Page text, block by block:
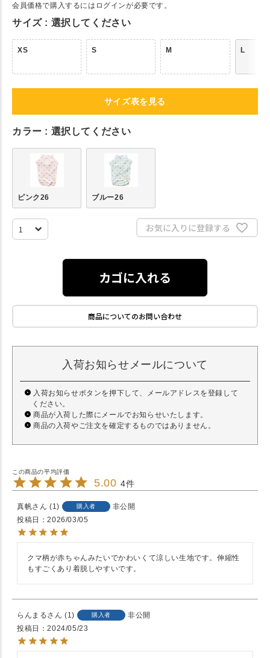
会員価格で購入するにはログインが必要です。
サイズ 選択してください
XS S M L
サイズ表を見る
カラー 選択してください
ピンク26 ブルー26
お気に入りに登録する
カゴに入れる
商品についてのお問い合わせ
入荷お知らせメールについて
入荷お知らせボタンを押下して、メールアドレスを登録して
ください。
商品が入荷した際にメールでお知らせいたします。
商品の入荷やご注文を確定するものではありません。
5.00 4
真帆 1 購入者
非公開
投稿日
2026/03/05
クマ柄が赤ちゃんみたいでかわいくて涼しい生地です。伸縮性
もすごくあり着脱しやすいです。
らんまる 1 購入者
非公開
投稿日
2024/05/23